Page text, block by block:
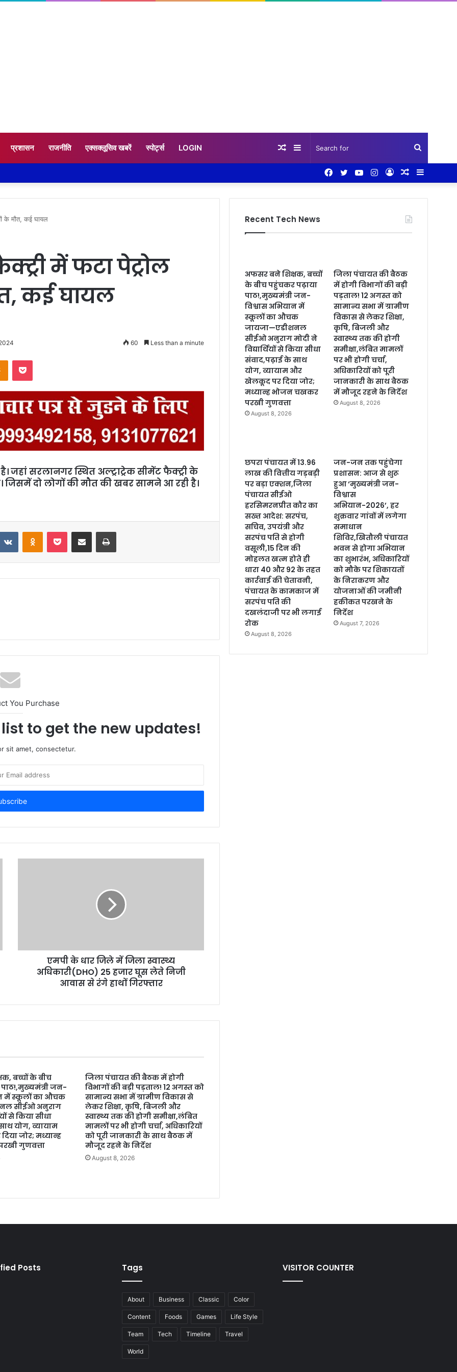
प्रशासन राजनीति एक्सक्लूसिव खबरें स्पोर्ट्स LOGIN
for
Sidebar
Random
Random
Log
Instagram
YouTube
Twitter
Facebook
के मौत, कई घायल
में फटा पेट्रोल
कई घायल
60 Less than a minute
सरलानगर स्थित अल्ट्राट्रेक सीमेंट फैक्ट्री के
दो लोगों की मौत की खबर सामने आ रही है।
You Purchase
to get the new updates!
sit amet, consectetur.
एमपी के धार जिले में जिला स्वास्थ्य
अधिकारी(DHO) 25 हजार घूस लेते निजी
आवास से रंगे हाथों गिरफ्तार
बच्चों के बीच
जन-
में स्कूलों का औचक
सीईओ अनुराग
से किया सीधा
योग, व्यायाम
जोर; मध्यान्ह
गुणवत्ता
जिला पंचायत की बैठक में होगी
विभागों की बड़ी पड़ताल! 12 अगस्त को
सामान्य सभा में ग्रामीण विकास से
लेकर शिक्षा, कृषि, बिजली और
स्वास्थ्य तक की होगी समीक्षा,लंबित
मामलों पर भी होगी चर्चा, अधिकारियों
को पूरी जानकारी के साथ बैठक में
मौजूद रहने के निर्देश
August 8, 2026
Recent Tech News
अफसर बने शिक्षक, बच्चों
के बीच पहुंचकर पढ़ाया
पाठ!,मुख्यमंत्री जन-
विश्वास अभियान में
स्कूलों का औचक
जायजा—एडीशनल
सीईओ अनुराग मोदी ने
विद्यार्थियों से किया सीधा
संवाद,पढ़ाई के साथ
योग, व्यायाम और
खेलकूद पर दिया जोर;
मध्यान्ह भोजन चखकर
परखी गुणवत्ता
August 8, 2026
जिला पंचायत की बैठक
में होगी विभागों की बड़ी
पड़ताल! 12 अगस्त को
सामान्य सभा में ग्रामीण
विकास से लेकर शिक्षा,
कृषि, बिजली और
स्वास्थ्य तक की होगी
समीक्षा,लंबित मामलों
पर भी होगी चर्चा,
अधिकारियों को पूरी
जानकारी के साथ बैठक
में मौजूद रहने के निर्देश
August 8, 2026
छपरा पंचायत में 13.96
लाख की वित्तीय गड़बड़ी
पर बड़ा एक्शन,जिला
पंचायत सीईओ
हरसिमरनप्रीत कौर का
सख्त आदेश: सरपंच,
सचिव, उपयंत्री और
सरपंच पति से होगी
वसूली,15 दिन की
मोहलत खत्म होते ही
धारा 40 और 92 के तहत
कार्रवाई की चेतावनी,
पंचायत के कामकाज में
सरपंच पति की
दखलंदाजी पर भी लगाई
रोक
August 8, 2026
जन-जन तक पहुंचेगा
प्रशासन: आज से शुरू
हुआ ‘मुख्यमंत्री जन-
विश्वास
अभियान-2026’, हर
शुक्रवार गांवों में लगेगा
समाधान
शिविर,खितौली पंचायत
भवन से होगा अभियान
का शुभारंभ, अधिकारियों
को मौके पर शिकायतों
के निराकरण और
योजनाओं की जमीनी
हकीकत परखने के
निर्देश
August 7, 2026
Posts Tags
About Business Classic Color
Content Foods Games Life Style
Team Tech Timeline Travel
World
VISITOR COUNTER